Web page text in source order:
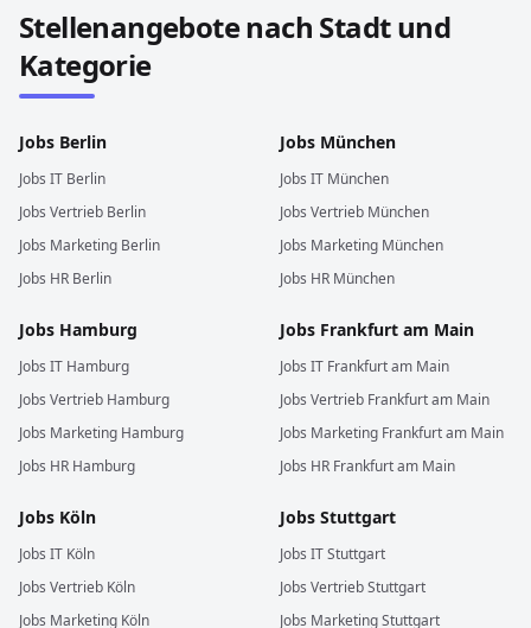
Stellenangebote nach Stadt und
Kategorie
Jobs Berlin
Jobs IT Berlin
Jobs Vertrieb Berlin
Jobs Marketing Berlin
Jobs HR Berlin
Jobs München
Jobs IT München
Jobs Vertrieb München
Jobs Marketing München
Jobs HR München
Jobs Hamburg
Jobs IT Hamburg
Jobs Vertrieb Hamburg
Jobs Marketing Hamburg
Jobs HR Hamburg
Jobs Frankfurt am Main
Jobs IT Frankfurt am Main
Jobs Vertrieb Frankfurt am Main
Jobs Marketing Frankfurt am Main
Jobs HR Frankfurt am Main
Jobs Köln
Jobs IT Köln
Jobs Vertrieb Köln
Jobs Marketing Köln
Jobs Stuttgart
Jobs ITStuttgart
Jobs VertriebStuttgart
Jobs MarketingStuttgart